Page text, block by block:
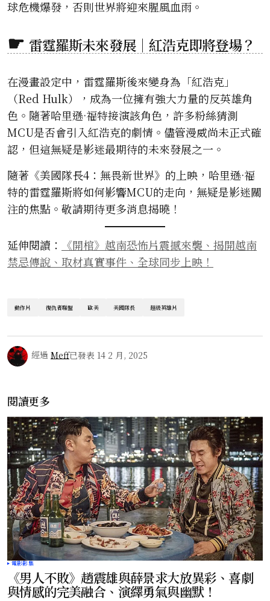
球危機爆發，否則世界將迎來腥風血雨。
雷霆羅斯未來發展｜紅浩克即將登場？
在漫畫設定中，雷霆羅斯後來變身為「紅浩克」
（Red Hulk），成為一位擁有強大力量的反英雄角
色。隨著哈里遜·福特接演該角色，許多粉絲猜測
MCU是否會引入紅浩克的劇情。儘管漫威尚未正式確
認，但這無疑是影迷最期待的未來發展之一。
隨著《美國隊長4：無畏新世界》的上映，哈里遜·福
特的雷霆羅斯將如何影響MCU的走向，無疑是影迷關
注的焦點。敬請期待更多消息揭曉！
延伸閱讀：
《開棺》越南恐怖片震撼來襲、揭開越南
禁忌傳說、取材真實事件、全球同步上映！
動作片 復仇者聯盟 歐美 美國隊長 超級英雄片
經過 Meff已發表 14 2 月, 2025
閱讀更多
電影影集
《男人不敗》趙震雄與薛景求大放異彩、喜劇
與情感的完美融合、演繹勇氣與幽默！